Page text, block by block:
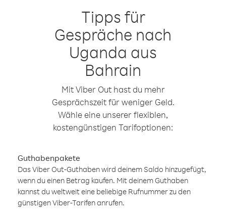
Tipps für
Gespräche nach
Uganda aus
Bahrain
Mit Viber Out hast du mehr
Gesprächszeit für weniger Geld.
Wähle eine unserer flexiblen,
kostengünstigen Tarifoptionen:
Guthabenpakete
Das Viber Out-Guthaben wird deinem Saldo hinzugefügt,
wenn du einen Betrag kaufen. Mit deinem Guthaben
kannst du weltweit eine beliebige Rufnummer zu den
günstigen Viber-Tarifen anrufen.